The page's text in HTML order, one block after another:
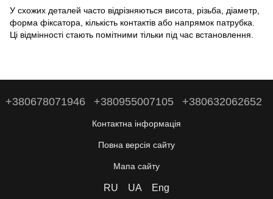
У схожих деталей часто відрізняються висота, різьба, діаметр,
форма фіксатора, кількість контактів або напрямок патрубка.
Ці відмінності стають помітними тільки під час встановлення.
+380678071946 +380955007105 +380632062652
Контактна інформація
Повна версія сайту
Мапа сайту
RU UA Eng